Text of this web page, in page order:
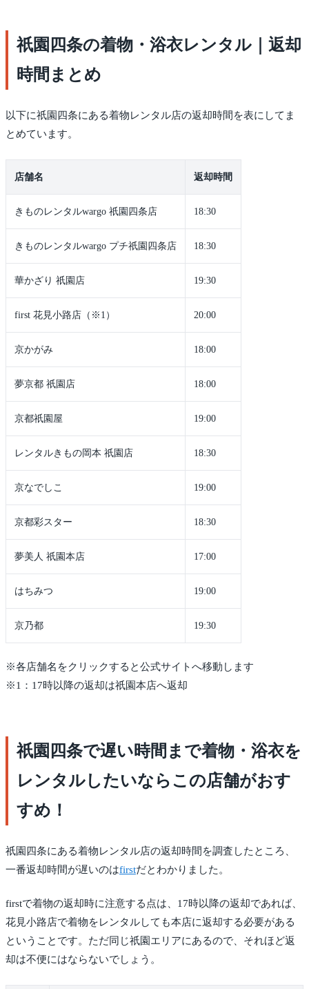
祇園四条の着物・浴衣レンタル｜返却
時間まとめ
以下に祇園四条にある着物レンタル店の返却時間を表にしてま
とめています。
店舗名 返却時間
きものレンタルwargo 祇園四条店 18:30
きものレンタルwargo プチ祇園四条店 18:30
華かざり 祇園店 19:30
first 花見小路店（※1） 20:00
京かがみ 18:00
夢京都 祇園店 18:00
京都祇園屋 19:00
レンタルきもの岡本 祇園店 18:30
京なでしこ 19:00
京都彩スター 18:30
夢美人 祇園本店 17:00
はちみつ 19:00
京乃都 19:30
※各店舗名をクリックすると公式サイトへ移動します
※1：17時以降の返却は祇園本店へ返却
祇園四条で遅い時間まで着物・浴衣を
レンタルしたいならこの店舗がおす
すめ！
祇園四条にある着物レンタル店の返却時間を調査したところ、
一番返却時間が遅いのはfirstだとわかりました。
firstで着物の返却時に注意する点は、17時以降の返却であれば、
花見小路店で着物をレンタルしても本店に返却する必要がある
ということです。ただ同じ祇園エリアにあるので、それほど返
却は不便にはならないでしょう。